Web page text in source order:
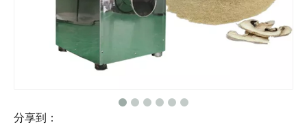
分享到：